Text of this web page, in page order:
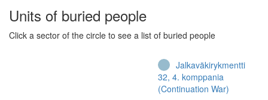
Units of buried people
Click a sector of the circle to see a list of buried people
Jalkaväkirykmentti
32, 4. komppania
(Continuation War)